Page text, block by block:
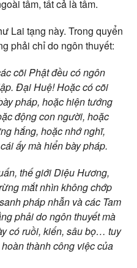
tâm, tất cả là tâm.
Lai tạng này. Trong quyển
phải chỉ do ngôn thuyết:
cõi Phật đều có ngôn
Đại Huệ! Hoặc có cõi
pháp, hoặc hiện tướng
động con người, hoặc
hắng, hoặc nhớ nghĩ,
ấy mà hiển bày pháp.
thế giới Diệu Hương,
mắt nhìn không chớp
pháp nhẫn và các Tam
phải do ngôn thuyết mà
có ruồi, kiến, sâu bọ… tuy
thành công việc của